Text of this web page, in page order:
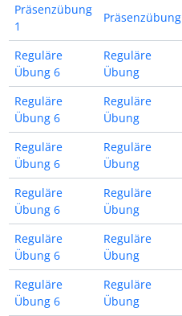
Präsenzübung
1
Präsenzübung
Reguläre
Übung 6
Reguläre
Übung
Reguläre
Übung 6
Reguläre
Übung
Reguläre
Übung 6
Reguläre
Übung
Reguläre
Übung 6
Reguläre
Übung
Reguläre
Übung 6
Reguläre
Übung
Reguläre
Übung 6
Reguläre
Übung